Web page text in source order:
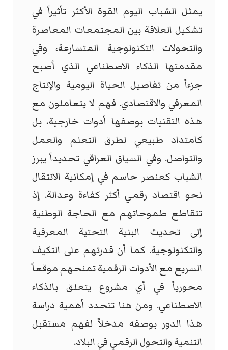
يمثل الشباب اليوم القوة الأكثر تأثيراً في
تشكيل العلاقة بين المجتمعات المعاصرة
والتحولات التكنولوجية المتسارعة، وفي
مقدمتها الذكاء الاصطناعي الذي أصبح
جزءاً من تفاصيل الحياة اليومية والإنتاج
المعرفي والاقتصادي. فهم لا يتعاملون مع
هذه التقنيات بوصفها أدوات خارجية، بل
كامتداد طبيعي لطرق التعلم والعمل
والتواصل. وفي السياق العراقي تحديداً يبرز
الشباب كعنصر حاسم في إمكانية الانتقال
نحو اقتصاد رقمي أكثر كفاءة وعدالة. إذ
تتقاطع طموحاتهم مع الحاجة الوطنية
إلى تحديث البنية التحتية المعرفية
والتكنولوجية. كما أن قدرتهم على التكيف
السريع مع الأدوات الرقمية تمنحهم موقعاً
محورياً في أي مشروع يتعلق بالذكاء
الاصطناعي. ومن هنا تتحدد أهمية دراسة
هذا الدور بوصفه مدخلاً لفهم مستقبل
التنمية والتحول الرقمي في البلاد.